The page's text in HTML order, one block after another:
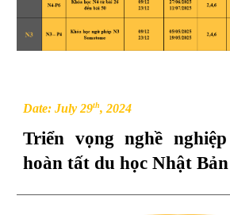
Date: July 29th, 2024
Triển vọng nghề
hoàn tất du học Nhật Bản